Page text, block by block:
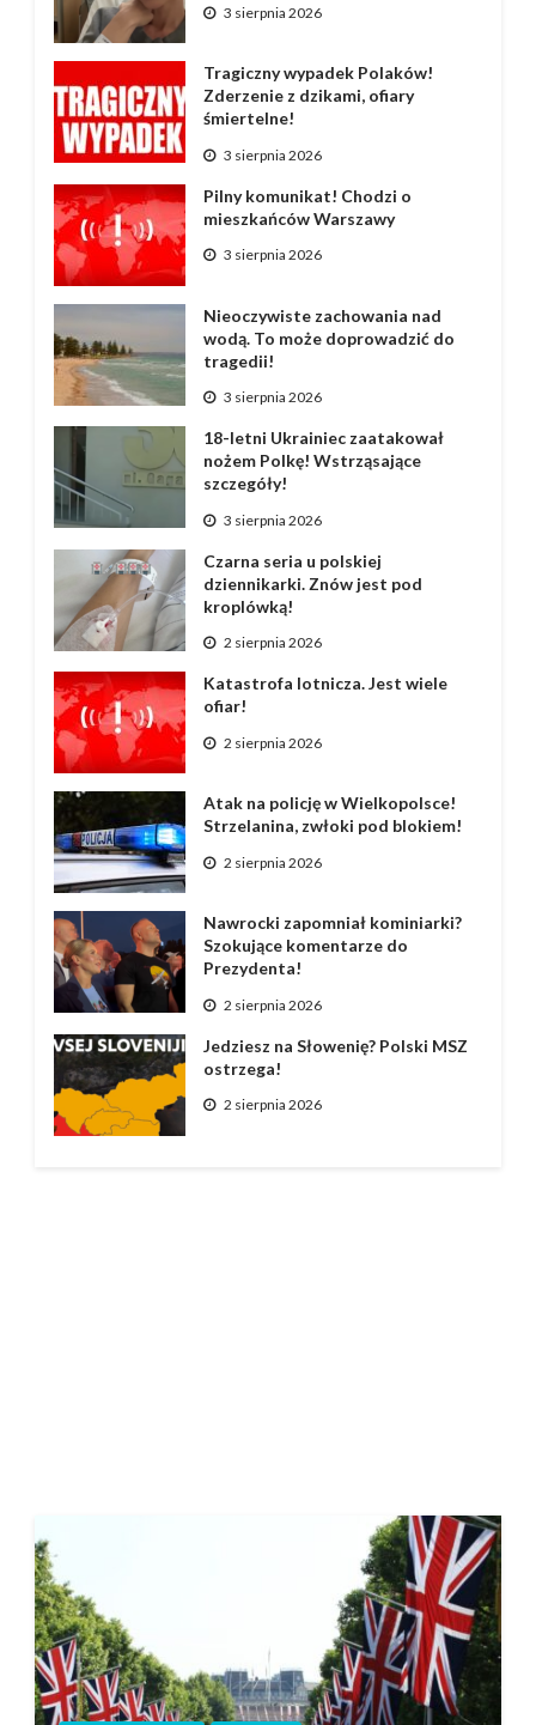
3 sierpnia 2026
Tragiczny wypadek Polaków!
Zderzenie z dzikami, ofiary
śmiertelne!
3 sierpnia 2026
Pilny komunikat! Chodzi o
mieszkańców Warszawy
3 sierpnia 2026
Nieoczywiste zachowania nad
wodą. To może doprowadzić do
tragedii!
3 sierpnia 2026
18-letni Ukrainiec zaatakował
nożem Polkę! Wstrząsające
szczegóły!
3 sierpnia 2026
Czarna seria u polskiej
dziennikarki. Znów jest pod
kroplówką!
2 sierpnia 2026
Katastrofa lotnicza. Jest wiele
ofiar!
2 sierpnia 2026
Atak na policję w Wielkopolsce!
Strzelanina, zwłoki pod blokiem!
2 sierpnia 2026
Nawrocki zapomniał kominiarki?
Szokujące komentarze do
Prezydenta!
2 sierpnia 2026
Jedziesz na Słowenię? Polski MSZ
ostrzega!
2 sierpnia 2026